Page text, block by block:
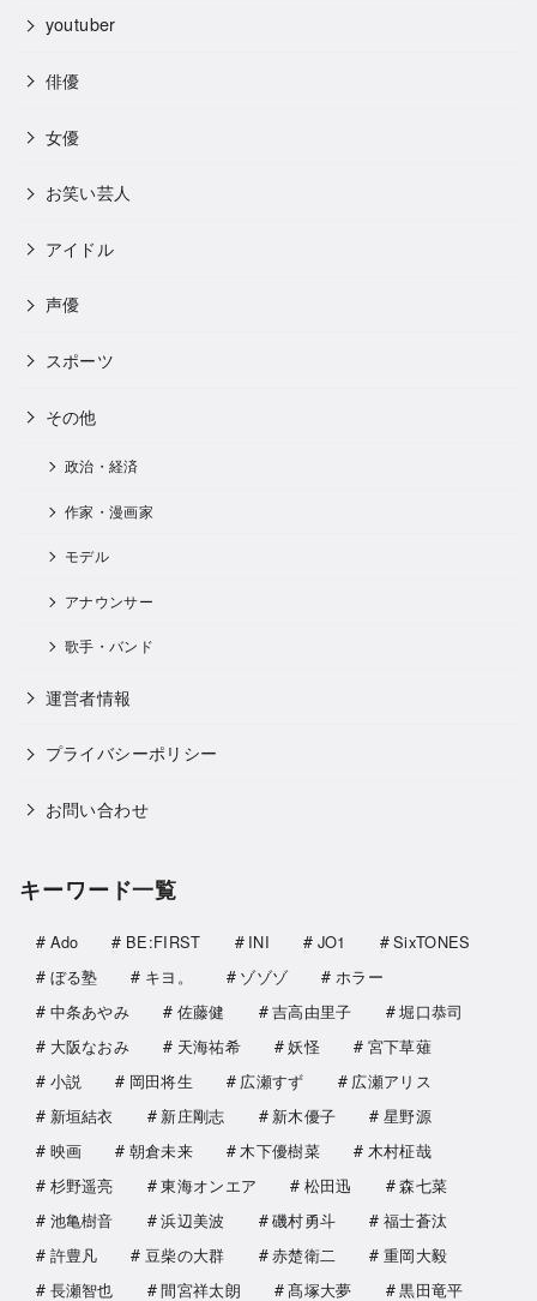
youtuber
俳優
女優
お笑い芸人
アイドル
声優
スポーツ
その他
政治・経済
作家・漫画家
モデル
アナウンサー
歌手・バンド
運営者情報
プライバシーポリシー
お問い合わせ
キーワード一覧
Ado BE:FIRST INI JO1
SixTONES
ぼる塾
キヨ。 ゾゾゾ
ホラー
中条あやみ
佐藤健 吉高由里子
堀口恭司
大阪なおみ
天海祐希 妖怪
宮下草薙
小説
岡田将生 広瀬すず
広瀬アリス
新垣結衣
新庄剛志 新木優子
星野源
映画
朝倉未来 木下優樹菜
木村柾哉
杉野遥亮
東海オンエア 松田迅
森七菜
池亀樹音
浜辺美波 磯村勇斗
福士蒼汰
許豊凡
豆柴の大群 赤楚衛二
重岡大毅
長瀬智也
間宮祥太朗 髙塚大夢 黒田竜平